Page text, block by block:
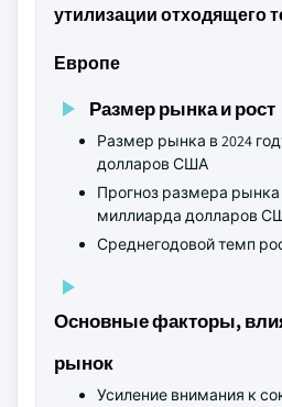
утилизации отходящего
Европе
Размер рынка и рост
Размер рынка в 2024
долларов США
Прогноз размера рынка
миллиарда долларов
Среднегодовой темп
Основные факторы,
рынок
Усиление внимания к